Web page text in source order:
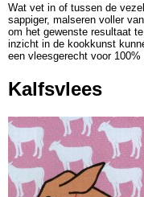
Wat vet in of tussen de
sappiger, malseren voller
om het gewenste resultaat
inzicht in de kookkunst
een vleesgerecht voor 100%
Kalfsvlees